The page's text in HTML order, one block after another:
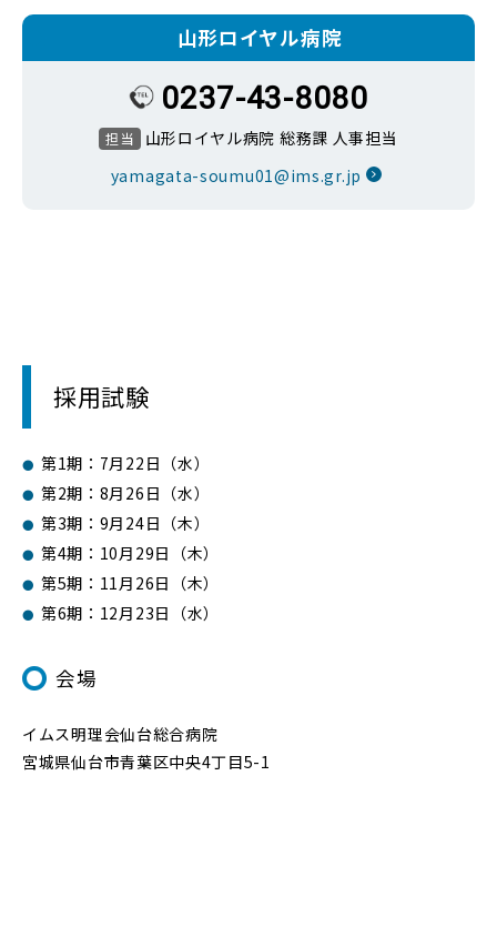
山形ロイヤル病院
0237-43-8080
担当 山形ロイヤル病院 総務課 人事担当
yamagata-soumu01@ims.gr.jp
採用試験
第1期：7月22日（水）
第2期：8月26日（水）
第3期：9月24日（木）
第4期：10月29日（木）
第5期：11月26日（木）
第6期：12月23日（水）
会場
イムス明理会仙台総合病院
宮城県仙台市青葉区中央4丁目5-1